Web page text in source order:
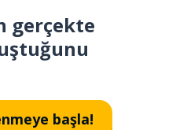
gerçekte
başla!